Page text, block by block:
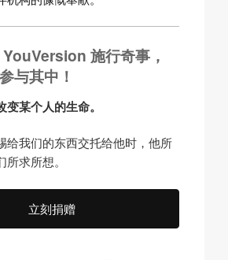
YouVersion 施行奇事，
与其中！
某个人的生命。
给我们的东西交托给他时，他所
求所想。
立刻捐赠